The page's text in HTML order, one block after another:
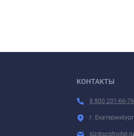
КОНТАКТЫ
8 800 201-66-76
г.
siz@ucstroitel.ru